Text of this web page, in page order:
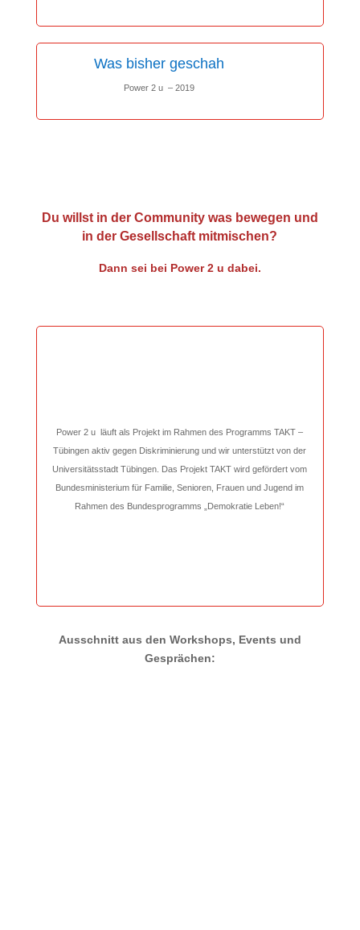
Was bisher geschah
Power 2 u – 2019
Du willst in der Community was bewegen und
in der Gesellschaft mitmischen?
Dann sei bei Power 2 u dabei.
Power 2 u läuft als Projekt im Rahmen des Programms TAKT –
Tübingen aktiv gegen Diskriminierung und wir unterstützt von der
Universitätsstadt Tübingen. Das Projekt TAKT wird gefördert vom
Bundesministerium für Familie, Senioren, Frauen und Jugend im
Rahmen des Bundesprogramms „Demokratie Leben!“
Ausschnitt aus den Workshops, Events und
Gesprächen: